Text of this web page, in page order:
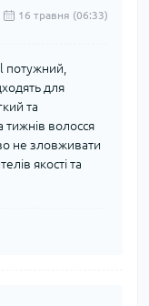
16 травня (06:33)
потужний,
для
та
тижнів волосся
не зловживати
якості та